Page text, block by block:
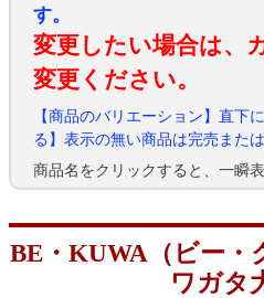
す。
変更したい場合は、
変更ください。
【商品のバリエーション】直下
る】表示の無い商品は完売また
商品名をクリックすると、一瞬
BE・KUWA（ビー
ワガタ